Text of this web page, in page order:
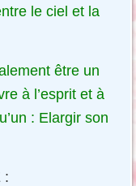
le ciel et la
être un
à l’esprit et à
: Elargir son
: